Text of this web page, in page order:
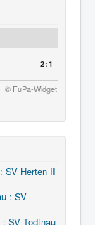
2:1
© FuPa-Widget
SV Herten II
: SV
SV Todtnau